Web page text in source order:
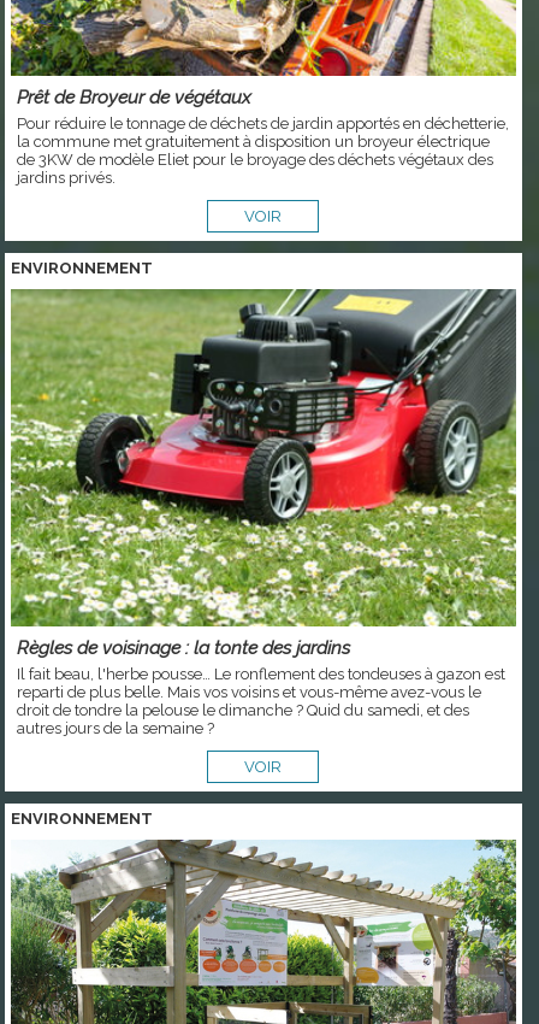
Prêt de Broyeur de végétaux
Pour réduire le tonnage de déchets de jardin apportés en déchetterie,
la commune met gratuitement à disposition un broyeur électrique
de 3KW de modèle Eliet pour le broyage des déchets végétaux des
jardins privés.
VOIR
ENVIRONNEMENT
Règles de voisinage : la tonte des jardins
Il fait beau, l'herbe pousse… Le ronflement des tondeuses à gazon est
reparti de plus belle. Mais vos voisins et vous-même avez-vous le
droit de tondre la pelouse le dimanche ? Quid du samedi, et des
autres jours de la semaine ?
VOIR
ENVIRONNEMENT